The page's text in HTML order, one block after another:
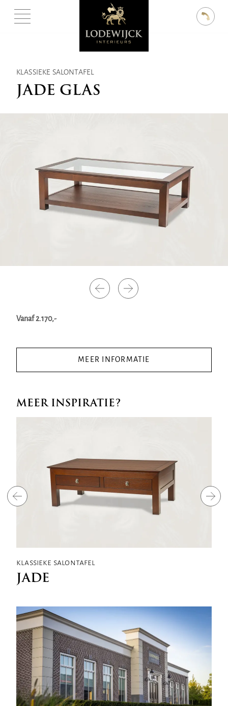
KLASSIEKE SALONTAFEL
JADE GLAS
Vanaf 2.170,-
MEER INFORMATIE
MEER INSPIRATIE?
klassieke salontafel
JADE